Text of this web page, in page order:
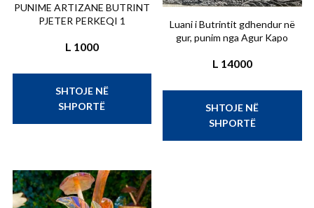
PUNIME ARTIZANE BUTRINT
PJETER PERKEQI 1
L 1000
SHTOJE NË
SHPORTË
Luani i Butrintit gdhendur në
gur, punim nga Agur Kapo
L 14000
SHTOJE NË
SHPORTË